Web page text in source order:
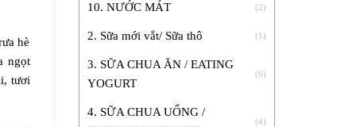
hè
ngọt
tươi
10. NƯỚC MÁT (2)
2. Sữa mới vắt/ Sữa thô (1)
3. SỮA CHUA ĂN / EATING
YOGURT
(6)
4. SỮA CHUA UỐNG /
(4)